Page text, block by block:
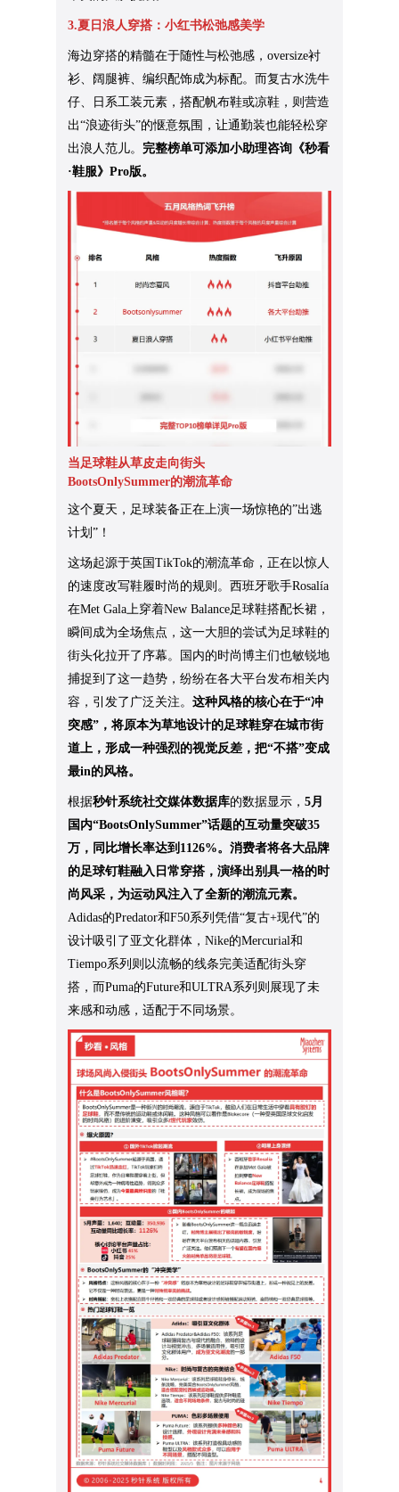
3.夏日浪人穿搭：小红书松弛感美学
海边穿搭的精髓在于随性与松弛感，oversize衬
衫、阔腿裤、编织配饰成为标配。而复古水洗牛
仔、日系工装元素，搭配帆布鞋或凉鞋，则营造
出“浪迹街头”的惬意氛围，让通勤装也能轻松穿
出浪人范儿。 完整榜单可添加小助理咨询《秒看
·鞋服》Pro版。
当足球鞋从草皮走向街头
BootsOnlySummer的潮流革命
这个夏天，足球装备正在上演一场惊艳的”出逃
计划”！
这场起源于英国TikTok的潮流革命，正在以惊人
的速度改写鞋履时尚的规则。西班牙歌手Rosalía
在Met Gala上穿着New Balance足球鞋搭配长裙，
瞬间成为全场焦点，这一大胆的尝试为足球鞋的
街头化拉开了序幕。国内的时尚博主们也敏锐地
捕捉到了这一趋势，纷纷在各大平台发布相关内
容，引发了广泛关注。这种风格的核心在于“冲
突感”，将原本为草地设计的足球鞋穿在城市街
道上，形成一种强烈的视觉反差，把“不搭”变成
最in的风格。
根据秒针系统社交媒体数据库的数据显示，5月
国内“BootsOnlySummer”话题的互动量突破35
万，同比增长率达到1126%。消费者将各大品牌
的足球钉鞋融入日常穿搭，演绎出别具一格的时
尚风采，为运动风注入了全新的潮流元素。
Adidas的Predator和F50系列凭借“复古+现代”的
设计吸引了亚文化群体，Nike的Mercurial和
Tiempo系列则以流畅的线条完美适配街头穿
搭，而Puma的Future和ULTRA系列则展现了未
来感和动感，适配于不同场景。